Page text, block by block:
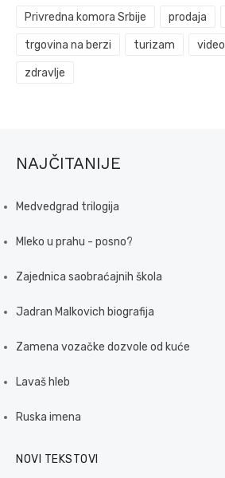
Privredna komora Srbije prodaja
trgovina na berzi turizam video
zdravlje
NAJČITANIJE
Medvedgrad trilogija
Mleko u prahu - posno?
Zajednica saobraćajnih škola
Jadran Malkovich biografija
Zamena vozačke dozvole od kuće
Lavaš hleb
Ruska imena
NOVI TEKSTOVI